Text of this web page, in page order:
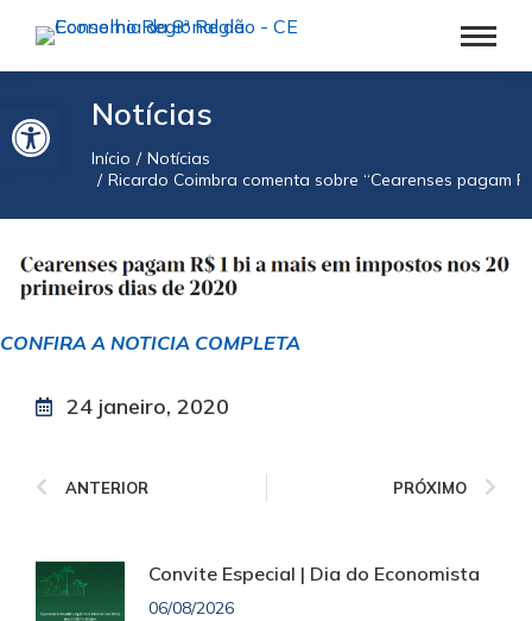
Barra de Ferramentas AbertaNotícias
Você está aqui:
Início
Notícias
Ricardo Coimbra comenta sobre “Cearenses pagam
CONFIRA A NOTICIA COMPLETA
24 janeiro, 2020
ANTERIOR PRÓXIMO
Convite Especial | Dia do Economista
06/08/2026